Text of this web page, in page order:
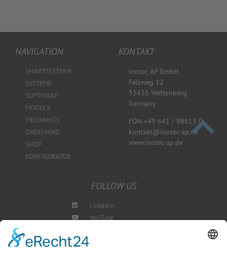
NAVIGATION
SMARTTESTER®
SYSTEME
SOFTWARE
MODULE
MECHANICS
OnDEMAND
SHOP
KONFIGURATOR
KONTAKT
inotec AP GmbH
Felsweg 12
35435 Wettenberg
Germany
FON +49 641 / 98613 0
kontakt@inotec-ap.de
www.inotec-ap.de
FOLLOW US
LinkedIn
YouTube